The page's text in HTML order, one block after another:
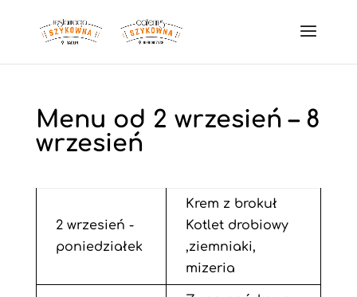
Menu od 2 wrzesień – 8
wrzesień
2 wrzesień -
poniedziałek
Krem z brokuł
Kotlet drobiowy
,ziemniaki,
mizeria